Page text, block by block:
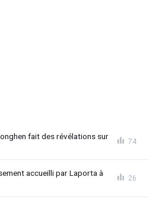
fait des révélations sur
74
accueilli par Laporta à
26